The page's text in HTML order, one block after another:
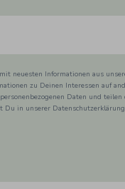
neuesten Informationen aus
zu Deinen Interessen auf
Daten und
Du in unserer